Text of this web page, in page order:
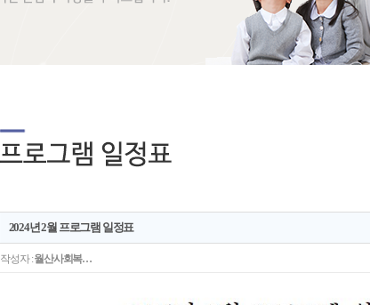
2024년 2월 프로그램 일정표
작성자 :월산사회복…